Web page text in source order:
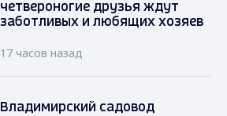
четвероногие друзья ждут
заботливых и любящих хозяев
17 часов назад
Владимирский садовод